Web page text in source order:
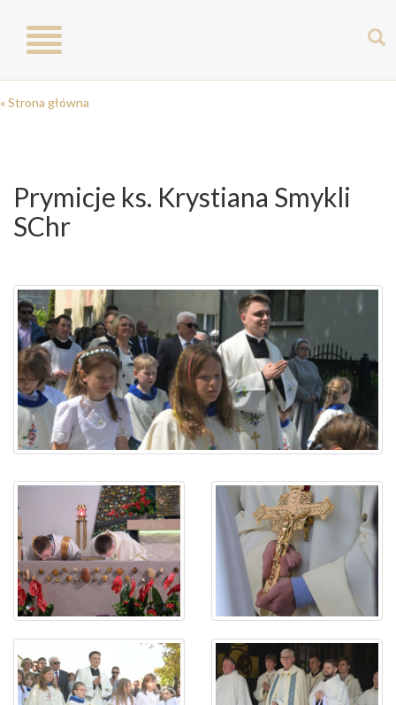
Toggle
navigation
« Strona główna
Prymicje ks. Krystiana Smykli
SChr